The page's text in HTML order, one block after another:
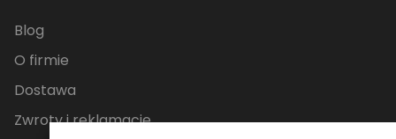
Blog
O firmie
Dostawa
Zwroty i reklamacje